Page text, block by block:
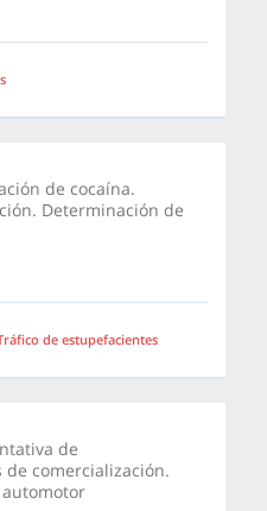
de cocaína.
Determinación de
de estupefacientes
de
comercialización.